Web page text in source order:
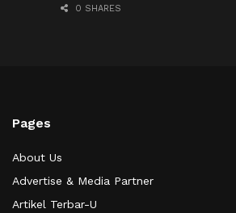
0 SHARES
Pages
About Us
Advertise & Media Partner
Artikel Terbar-U